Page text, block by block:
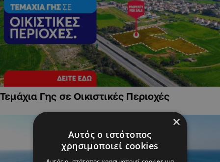
Τεμάχια Γης σε Οικιστικές Περιοχές
×
Αυτός ο ιστότοπος
χρησιμοποιεί cookies